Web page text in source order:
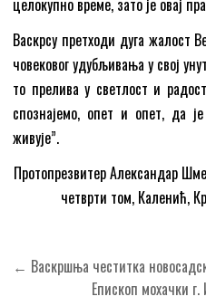
целокупно време, зато је овај
Васкрсу претходи дуга жалост
човековог удубљивања у свој
то прелива у светлост и
спознајемо, опет и опет, да
живује”.
Протопрезвитер Александар
четврти том, Каленић,
Кретање
чланка
← Васкршња честитка
Епископ мохачки